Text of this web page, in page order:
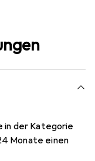
in der Kategorie
Monate einen